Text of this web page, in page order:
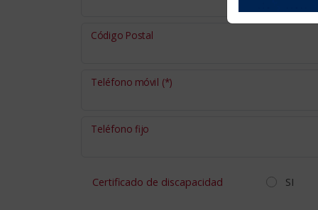
Código Postal
Teléfono móvil (*)
Teléfono fijo
Certificado de discapacidad SI